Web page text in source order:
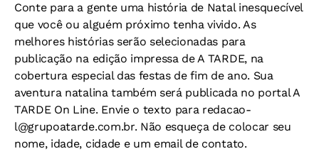
Conte para a gente uma história de Natal inesquecível
que você ou alguém próximo tenha vivido. As
melhores histórias serão selecionadas para
publicação na edição impressa de A TARDE, na
cobertura especial das festas de fim de ano. Sua
aventura natalina também será publicada no portal A
TARDE On Line. Envie o texto para redacao-
l@grupoatarde.com.br. Não esqueça de colocar seu
nome, idade, cidade e um email de contato.